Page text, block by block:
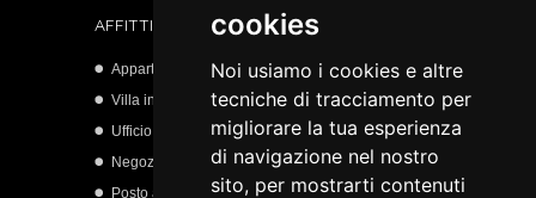
cookies
Noi usiamo i cookies e altre
tecniche di tracciamento per
migliorare la tua esperienza
di navigazione nel nostro
sito, per mostrarti contenuti
AFFITTI
Appartamento
Villa indipendente
Ufficio
Negozio
Posto auto scoperto